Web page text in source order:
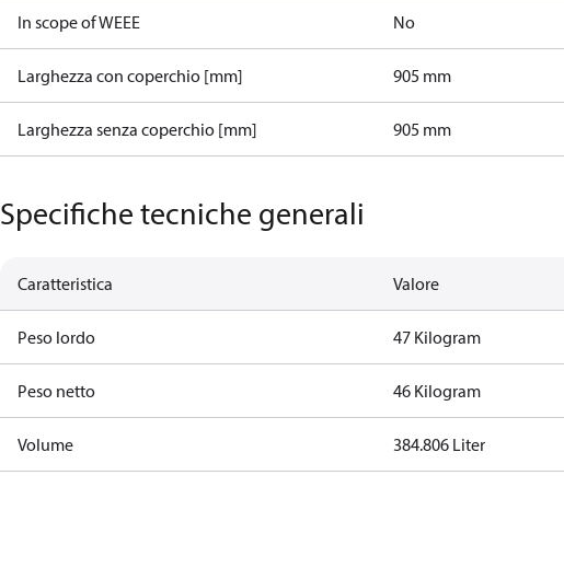
In scope of WEEE No
Larghezza con coperchio [mm] 905 mm
Larghezza senza coperchio [mm] 905 mm
Specifiche tecniche generali
Caratteristica Valore
Peso lordo 47 Kilogram
Peso netto 46 Kilogram
Volume 384.806 Liter